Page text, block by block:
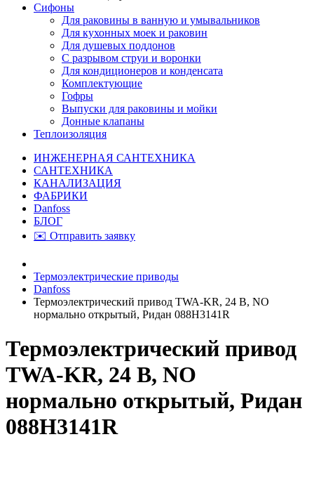
Сифоны
Для раковины в ванную и умывальников
Для кухонных моек и раковин
Для душевых поддонов
С разрывом струи и воронки
Для кондиционеров и конденсата
Комплектующие
Гофры
Выпуски для раковины и мойки
Донные клапаны
Теплоизоляция
ИНЖЕНЕРНАЯ САНТЕХНИКА
САНТЕХНИКА
КАНАЛИЗАЦИЯ
ФАБРИКИ
Danfoss
БЛОГ
✉️ Отправить заявку
Термоэлектрические приводы
Danfoss
Термоэлектрический привод TWA-KR, 24 В, NO
нормально открытый, Ридан 088H3141R
Термоэлектрический привод
TWA-KR, 24 В, NO
нормально открытый, Ридан
088H3141R